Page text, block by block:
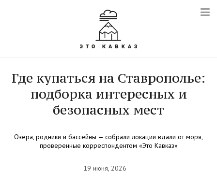
Где купаться на Ставрополье:
подборка интересных и
безопасных мест
Озера, родники и бассейны — собрали локации вдали от моря,
проверенные корреспондентом «Это Кавказ»
19 июня, 2026